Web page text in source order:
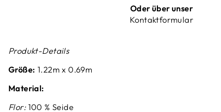
Oder über unser
Kontaktformular
Produkt-Details
Größe: 1.22m x 0.69m
Material:
Flor: 100 % Seide